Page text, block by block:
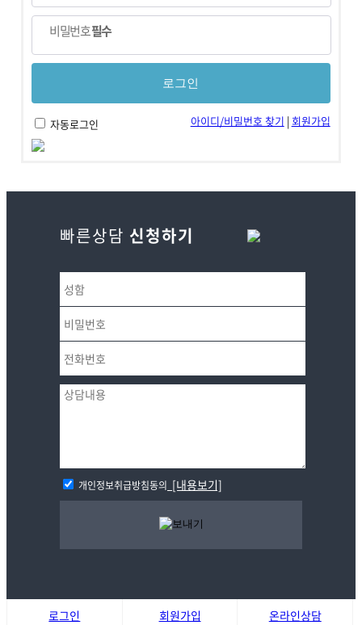
비밀번호필수
자동로그인 아이디/비밀번호 찾기 | 회원가입
빠른상담 신청하기
개인정보취급방침동의 [내용보기]
로그인 회원가입 온라인상담